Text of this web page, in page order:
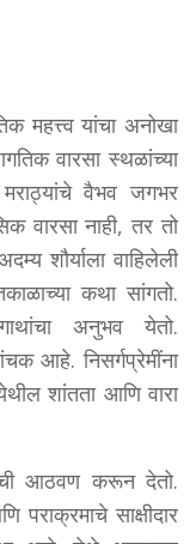
महत्त्व यांचा अनोखा
वारसा स्थळांच्या
वैभव जगभर
वारसा नाही, तर तो
शौर्याला वाहिलेली
कथा सांगतो.
अनुभव येतो.
आहे. निसर्गप्रेमींना
शांतता आणि वारा
आठवण करून देतो.
पराक्रमाचे साक्षीदार